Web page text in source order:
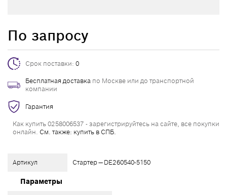
Артикул Стартер — DE260540-5150
Параметры
По запросу
Срок поставки: 0
Бесплатная доставка по Москве или до транспортной
компании
Гарантия
Как купить 0258006537 - зарегистрируйтесь на сайте, все покупки
онлайн. См. также: купить в СПБ.